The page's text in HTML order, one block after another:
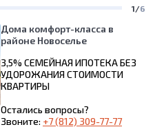
1/6
Дома комфорт-класса в
районе Новоселье
3,5% СЕМЕЙНАЯ ИПОТЕКА БЕЗ
УДОРОЖАНИЯ СТОИМОСТИ
КВАРТИРЫ
Остались вопросы?
Звоните: +7 (812) 309-77-77